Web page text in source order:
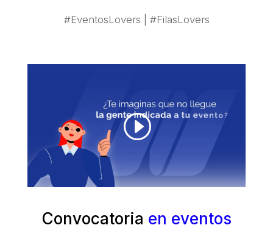
#EventosLovers | #FilasLovers
Convocatoria en eventos